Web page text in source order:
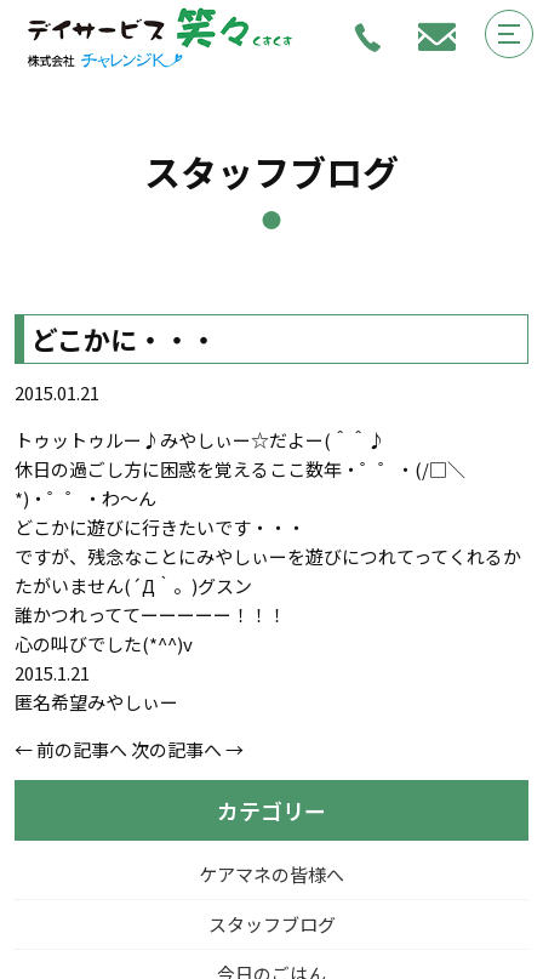
スタッフブログ
どこかに・・・
2015.01.21
トゥットゥルー♪みやしぃー☆だよー(＾＾♪
休日の過ごし方に困惑を覚えるここ数年・゜゜・(/□＼
*)・゜゜・わ～ん
どこかに遊びに行きたいです・・・
ですが、残念なことにみやしぃーを遊びにつれてってくれるか
たがいません(´Д｀。)グスン
誰かつれっててーーーーー！！！
心の叫びでした(*^^)v
2015.1.21
匿名希望みやしぃー
←前の記事へ 次の記事へ→
カテゴリー
ケアマネの皆様へ
スタッフブログ
今日のごはん